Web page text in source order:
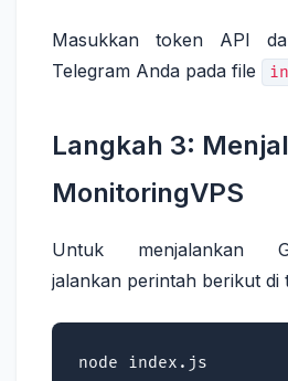
Masukkan token API
Telegram Anda pada file
Langkah 3:
MonitoringVPS
Untuk menjalankan
jalankan perintah berikut di
node index.js